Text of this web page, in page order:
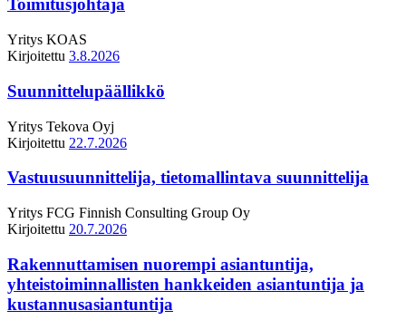
Toimitusjohtaja
Yritys KOAS
Kirjoitettu 3.8.2026
Suunnittelupäällikkö
Yritys Tekova Oyj
Kirjoitettu 22.7.2026
Vastuusuunnittelija, tietomallintava suunnittelija
Yritys FCG Finnish Consulting Group Oy
Kirjoitettu 20.7.2026
Rakennuttamisen nuorempi asiantuntija,
yhteistoiminnallisten hankkeiden asiantuntija ja
kustannusasiantuntija